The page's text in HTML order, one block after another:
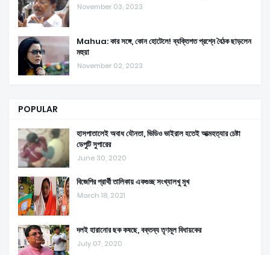
November 03, 2023
Mahua: কার সঙ্গে, কোন হোটেলে! ব্যক্তিগত প্রশ্নে বৈঠক ছাড়লেন
মহুয়া
November 02, 2023
POPULAR
হাসপাতালেই অবাধ যৌনতা, ভিডিও ভাইরাল হতেই আত্মহত্যার চেষ্টা
ডেপুটি সুপারের
June 30, 2020
বিজেপির প্রার্থী তালিকায় একগুচ্ছ সংখ্যালখু মুখ
March 18, 2021
দলই হারানোর ছক কষছে, বক্তব্য তৃণমূল বিধায়কের
July 07, 2020